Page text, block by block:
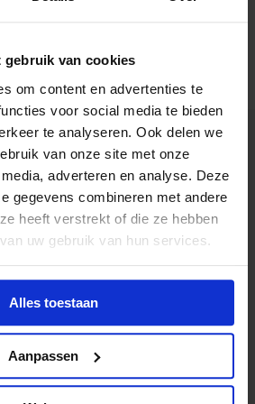
gebruik van cookies
om content en advertenties te
voor social media te bieden
te analyseren. Ook delen we
van onze site met onze
adverteren en analyse. Deze
gegevens combineren met andere
heeft verstrekt of die ze hebben
uw gebruik van hun services.
Alles toestaan
Aanpassen
en-studiemateriaal.pdf